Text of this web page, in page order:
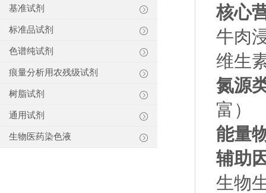
基准试剂
标准品试剂
色谱纯试剂
痕量分析用农残级试剂
树脂试剂
通用试剂
生物医药染色液
核心
牛肉
维生
氮源
富）
能量
辅助
生物